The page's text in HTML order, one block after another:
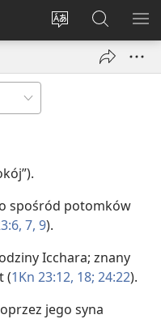
Wybór
Logowanie
(opens
Szukaj
na
JW.ORG
spośród potomków
7, 9).
Icchara; znany
(1Kn 23:12, 18; 24:22).
jego syna